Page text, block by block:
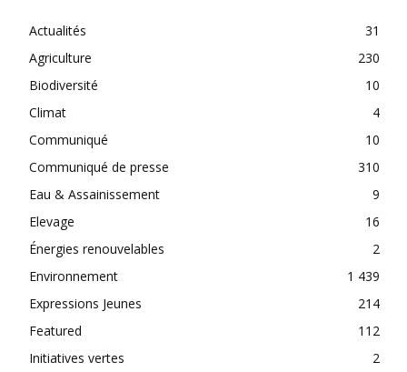
Actualités
31
Agriculture
230
Biodiversité
10
Climat
4
Communiqué
10
Communiqué de presse
310
Eau & Assainissement
9
Elevage
16
Énergies renouvelables
2
Environnement
1 439
Expressions Jeunes
214
Featured
112
Initiatives vertes
2